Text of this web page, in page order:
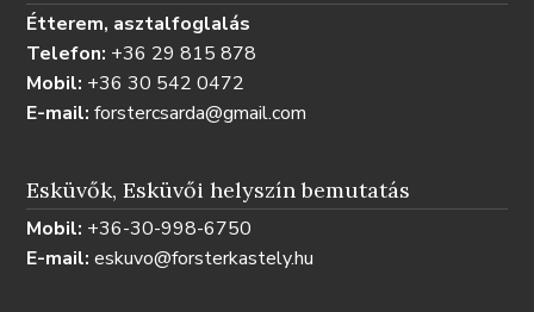
Étterem, asztalfoglalás
Telefon: +36 29 815 878
Mobil: +36 30 542 0472
E-mail: forstercsarda@gmail.com
Esküvők, Esküvői helyszín bemutatás
Mobil: +36-30-998-6750
E-mail: eskuvo@forsterkastely.hu